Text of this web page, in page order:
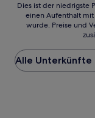
Dies
der
Preis
pro
Nacht,
Dies ist der niedrigste
einen Aufenthalt mit
wurde. Preise und
Alle Unterkünfte